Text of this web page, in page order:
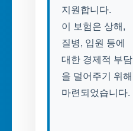
지원합니다.
이 보험은 상해,
질병, 입원 등에
대한 경제적 부담
을 덜어주기 위해
마련되었습니다.